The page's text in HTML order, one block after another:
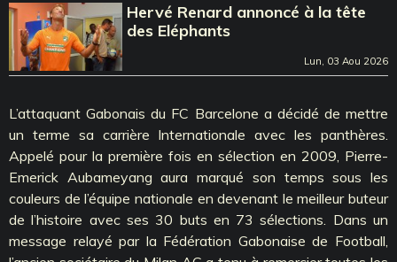
Hervé Renard annoncé à la tête
des Eléphants
Lun, 03 Aou 2026
L’attaquant Gabonais du FC Barcelone a décidé de mettre
un terme sa carrière Internationale avec les panthères.
Appelé pour la première fois en sélection en 2009, Pierre-
Emerick Aubameyang aura marqué son temps sous les
couleurs de l’équipe nationale en devenant le meilleur buteur
de l’histoire avec ses 30 buts en 73 sélections. Dans un
message relayé par la Fédération Gabonaise de Football,